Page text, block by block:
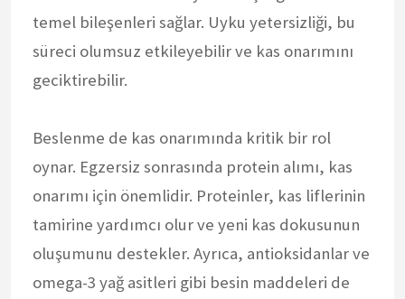
temel bileşenleri sağlar. Uyku yetersizliği, bu
süreci olumsuz etkileyebilir ve kas onarımını
geciktirebilir.
Beslenme de kas onarımında kritik bir rol
oynar. Egzersiz sonrasında protein alımı, kas
onarımı için önemlidir. Proteinler, kas liflerinin
tamirine yardımcı olur ve yeni kas dokusunun
oluşumunu destekler. Ayrıca, antioksidanlar ve
omega-3 yağ asitleri gibi besin maddeleri de